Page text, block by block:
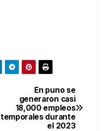
En puno se
generaron casi
18,000 empleos
temporales durante
el 2023